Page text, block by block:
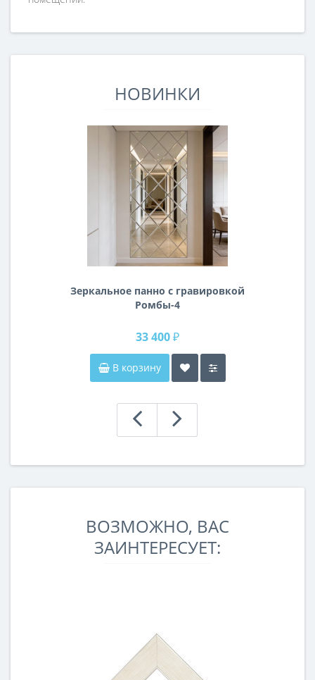
НОВИНКИ
Зеркальное панно с гравировкой
Ромбы-4
33 400 ₽
В корзину
ВОЗМОЖНО, ВАС
ЗАИНТЕРЕСУЕТ: